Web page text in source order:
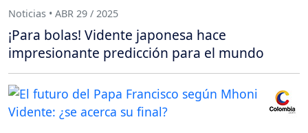
Noticias • ABR 29 / 2025
¡Para bolas! Vidente japonesa hace
impresionante predicción para el mundo